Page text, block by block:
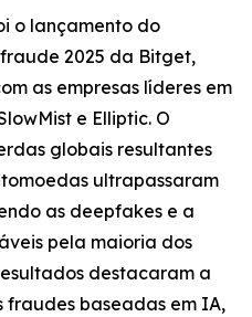
o lançamento do
2025 da Bitget,
as empresas líderes em
e Elliptic. O
globais resultantes
ultrapassaram
as deepfakes e a
pela maioria dos
destacaram a
fraudes baseadas em IA,